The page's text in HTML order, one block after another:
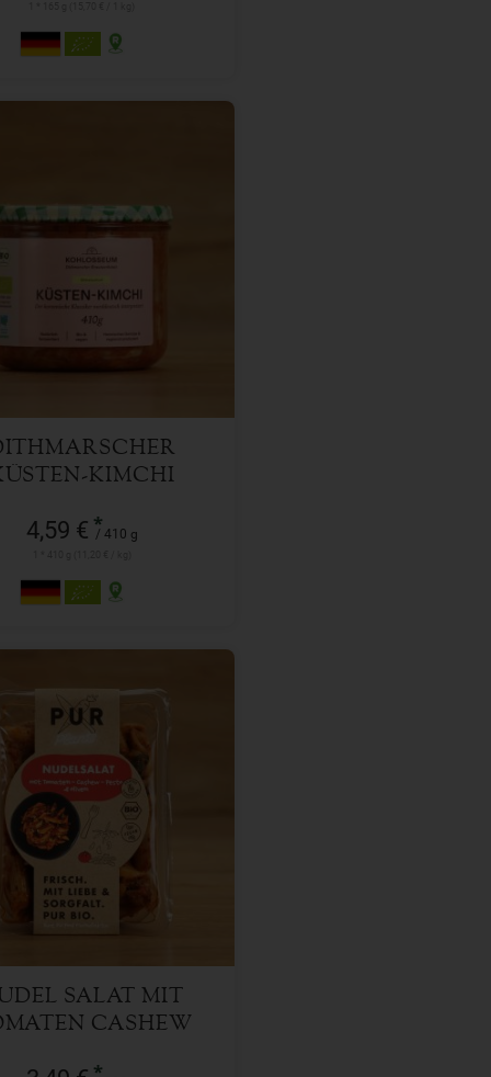
KIMCHI
4,59 € *
/ 410 g
4,59€
SALAT MIT
CASHEW
*
200 g
3,49€